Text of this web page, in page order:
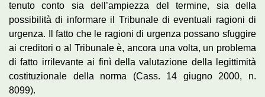
tenuto conto sia dell’ampiezza del termine, sia della
possibilità di informare il Tribunale di eventuali ragioni di
urgenza. Il fatto che le ragioni di urgenza possano sfuggire
ai creditori o al Tribunale è, ancora una volta, un problema
di fatto irrilevante ai finì della valutazione della legittimità
costituzionale della norma (Cass. 14 giugno 2000, n.
8099).